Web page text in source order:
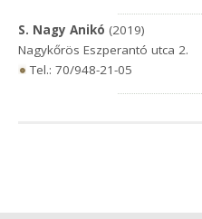
S. Nagy Anikó (2019)
Nagykőrös Eszperantó utca 2.
Tel.: 70/948-21-05